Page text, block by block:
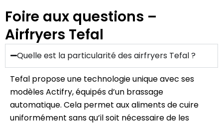
Foire aux questions –
Airfryers Tefal
Quelle est la particularité des airfryers Tefal ?
Tefal propose une technologie unique avec ses
modèles Actifry, équipés d’un brassage
automatique. Cela permet aux aliments de cuire
uniformément sans qu’il soit nécessaire de les